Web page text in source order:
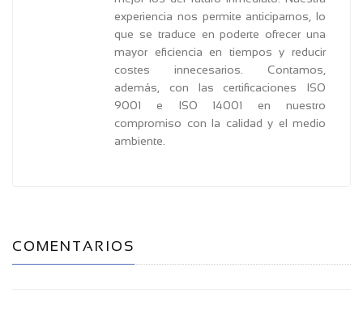
experiencia nos permite anticiparnos, lo
que se traduce en poderte ofrecer una
mayor eficiencia en tiempos y reducir
costes innecesarios. Contamos,
además, con las certificaciones ISO
9001 e ISO 14001 en nuestro
compromiso con la calidad y el medio
ambiente.
COMENTARIOS